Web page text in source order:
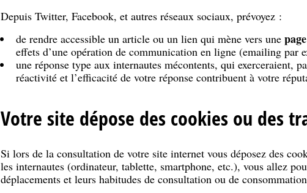
Depuis Twitter, Facebook, et autres réseaux sociaux, prévoyez :
de rendre accessible un article ou un lien qui mène vers une
effets d’une opération de communication en ligne (emailing par
une réponse type aux internautes mécontents, qui exerceraient,
réactivité et l’efficacité de votre réponse contribuent à votre
Votre site dépose des cookies ou des
Si lors de la consultation de votre site internet vous déposez des
les internautes (ordinateur, tablette, smartphone, etc.), vous allez
déplacements et leurs habitudes de consultation ou de